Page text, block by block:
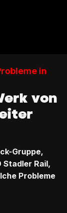
in
von
Gruppe,
Stadler Rail,
Probleme